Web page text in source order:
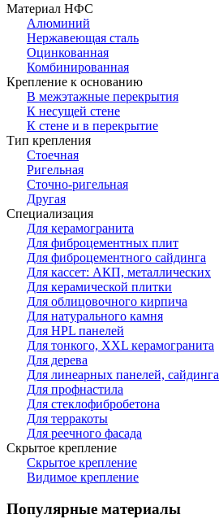
Материал НФС
Алюминий
Нержавеющая сталь
Оцинкованная
Комбинированная
Крепление к основанию
В межэтажные перекрытия
К несущей стене
К стене и в перекрытие
Тип крепления
Стоечная
Ригельная
Сточно-ригельная
Другая
Специализация
Для керамогранита
Для фиброцементных плит
Для фиброцементного сайдинга
Для кассет: АКП, металлических
Для керамической плитки
Для облицовочного кирпича
Для натурального камня
Для HPL панелей
Для тонкого, XXL керамогранита
Для дерева
Для линеарных панелей, сайдинга
Для профнастила
Для стеклофибробетона
Для терракоты
Для реечного фасада
Скрытое крепление
Скрытое крепление
Видимое крепление
Популярные материалы